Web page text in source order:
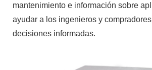
mantenimiento e información sobre
ayudar a los ingenieros y
decisiones informadas.